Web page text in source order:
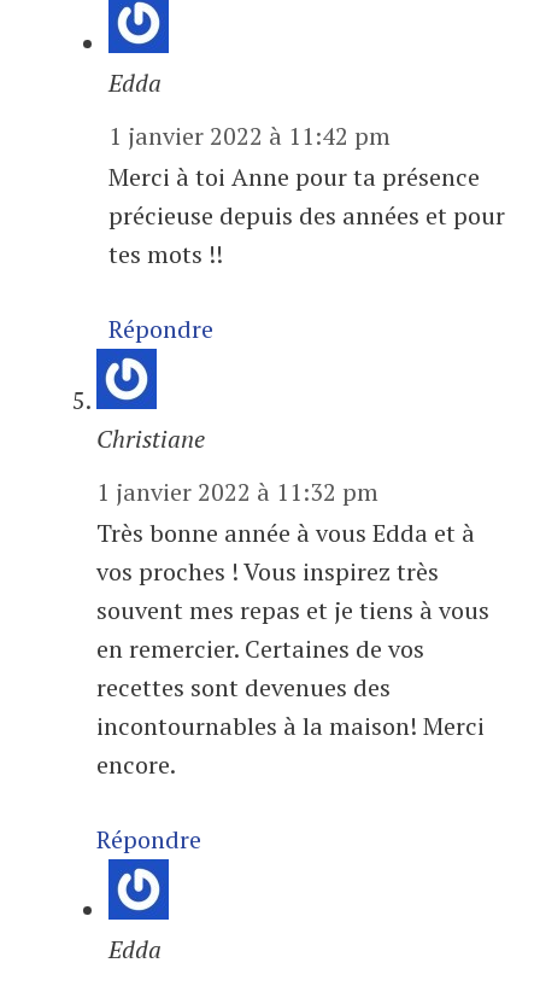
Edda
1 janvier 2022 à 11:42 pm
Merci à toi Anne pour ta présence
précieuse depuis des années et pour
tes mots !!
Répondre
Christiane
1 janvier 2022 à 11:32 pm
Très bonne année à vous Edda et à
vos proches ! Vous inspirez très
souvent mes repas et je tiens à vous
en remercier. Certaines de vos
recettes sont devenues des
incontournables à la maison! Merci
encore.
Répondre
Edda